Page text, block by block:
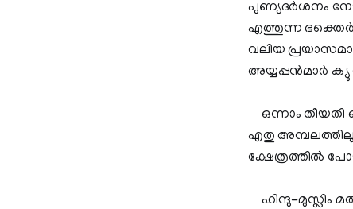
പുണ്യദര്‍ശനം
എത്തുന്ന
വലിയ
അയ്യപ്പന്‍മാര്‍ ക്യു
ഒന്നാം തീയതി
എതു അമ്പലത്തിലും
ക്ഷേത്രത്തില്‍
ഹിന്ദു-മുസ്ലിം